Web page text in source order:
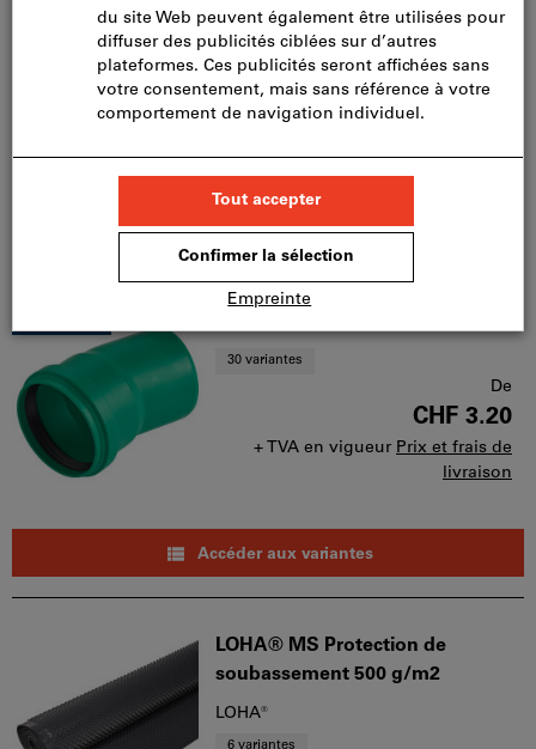
Tube de protection câbles
LDPE 132/120 long. 10 m
CHF 44.50
+ TVA en vigueur
SFS
SFS Kit de montage pour
prot. du mur de base
CHF 77.50
Produits
30 variantes
De
CHF 3.20
+ TVA en vigueur Prix et frais de
livraison
Accéder aux variantes
LOHA® MS Protection de
soubassement 500 g/m2
LOHA®
6 variantes